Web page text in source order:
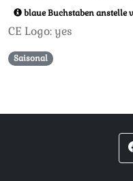
blaue Buchstaben anstelle
CE Logo: yes
Saisonal